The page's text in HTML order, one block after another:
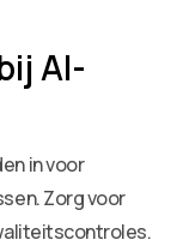
AI-
in voor
Zorg voor